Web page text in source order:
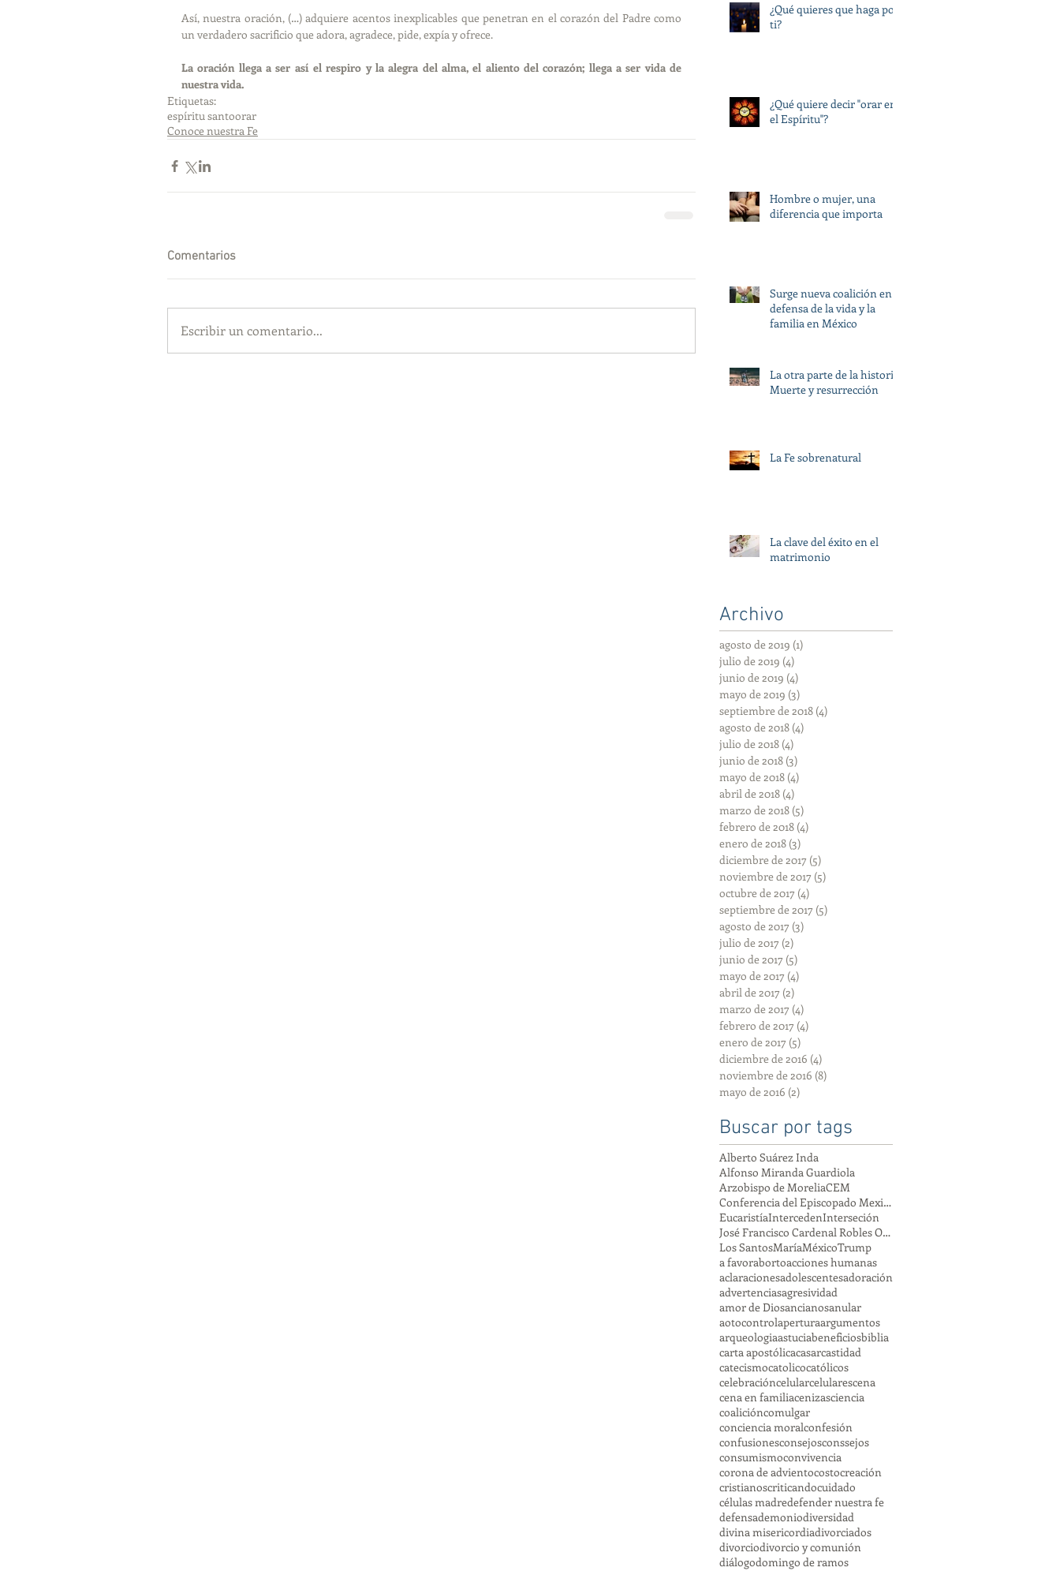
Así, nuestra oración, (…) adquiere acentos inexplicables que penetran en el corazón del Padre como
un verdadero sacrificio que adora, agradece, pide, expía y ofrece.
La oración llega a ser así el respiro y la alegra del alma, el aliento del corazón; llega a ser vida de
nuestra vida.
Etiquetas:
espíritu santoorar
Conoce nuestra Fe
Comentarios
Escribir un comentario...
¿Qué quieres que haga por
ti?
¿Qué quiere decir "orar en
el Espíritu"?
Hombre o mujer, una
diferencia que importa
Surge nueva coalición en
defensa de la vida y la
familia en México
La otra parte de la historia:
Muerte y resurrección
La Fe sobrenatural
La clave del éxito en el
matrimonio
Archivo
agosto de 2019 (1)
julio de 2019 (4)
junio de 2019 (4)
mayo de 2019 (3)
septiembre de 2018 (4)
agosto de 2018 (4)
julio de 2018 (4)
junio de 2018 (3)
mayo de 2018 (4)
abril de 2018 (4)
marzo de 2018 (5)
febrero de 2018 (4)
enero de 2018 (3)
diciembre de 2017 (5)
noviembre de 2017 (5)
octubre de 2017 (4)
septiembre de 2017 (5)
agosto de 2017 (3)
julio de 2017 (2)
junio de 2017 (5)
mayo de 2017 (4)
abril de 2017 (2)
marzo de 2017 (4)
febrero de 2017 (4)
enero de 2017 (5)
diciembre de 2016 (4)
noviembre de 2016 (8)
mayo de 2016 (2)
Buscar por tags
Alberto Suárez Inda
Alfonso Miranda Guardiola
Arzobispo de MoreliaCEM
Conferencia del Episcopado Mexicano
EucaristíaIntercedenInterseción
José Francisco Cardenal Robles Ortega
Los SantosMaríaMéxicoTrump
a favorabortoacciones humanas
aclaracionesadolescentesadoración
advertenciasagresividad
amor de Diosancianosanular
aotocontrolaperturaargumentos
arqueologiaastuciabeneficiosbiblia
carta apostólicacasarcastidad
catecismocatolicocatólicos
celebracióncelularcelularescena
cena en familiacenizasciencia
coalicióncomulgar
conciencia moralconfesión
confusionesconsejosconssejos
consumismoconvivencia
corona de advientocostocreación
cristianoscriticandocuidado
células madredefender nuestra fe
defensademoniodiversidad
divina misericordiadivorciados
divorciodivorcio y comunión
diálogodomingo de ramos